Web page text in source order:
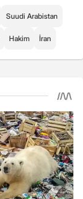
Suudi Arabistan
Hakim İran